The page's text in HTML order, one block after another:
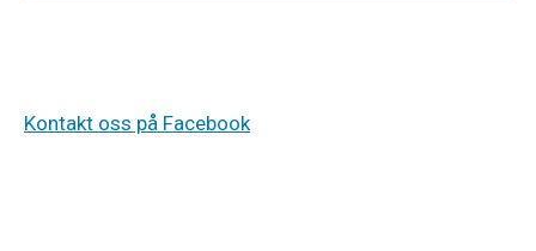
Kontakt oss på Facebook